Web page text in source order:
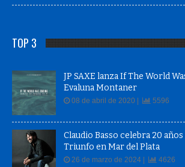
TOP 3
JP SAXE lanza If The World
Evaluna Montaner
08 de abril de 2020 | 5596
Claudio Basso celebra 20
Triunfo en Mar del Plata
26 de marzo de 2024 | 4626